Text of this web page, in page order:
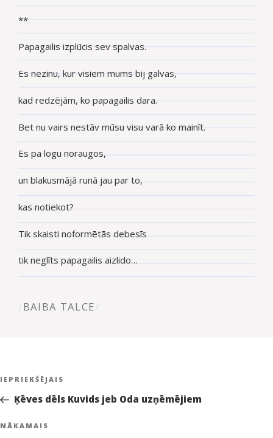
**
Papagailis izplūcis sev spalvas.
Es nezinu, kur visiem mums bij galvas,
kad redzējām, ko papagailis dara.
Bet nu vairs nestāv mūsu visu varā ko mainīt.
Es pa logu noraugos,
un blakusmājā runā jau par to,
kas notiekot?
Tik skaisti noformētās debesīs
tik neglīts papagailis aizlido…
BAIBA TALCE
Ziņu
izvēlne
Iepriekšējā
ziņa:
IEPRIEKŠĒJAIS
Ķēves dēls Kuvids jeb Oda uzņēmējiem
Nākamā
NĀKAMAIS